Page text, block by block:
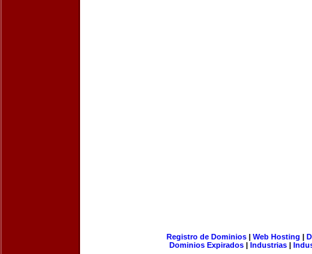
Registro de Dominios| Web Hosting |
Dominios Expirados | Industrias |